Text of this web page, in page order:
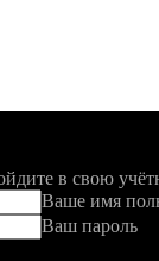
в свою
Ваше имя
Ваш пароль